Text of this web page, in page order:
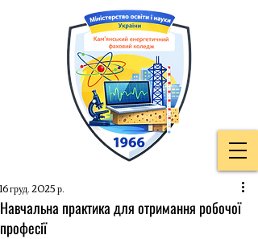
Навчальна практика для отримання робочої
професії
16 груд. 2025 р.